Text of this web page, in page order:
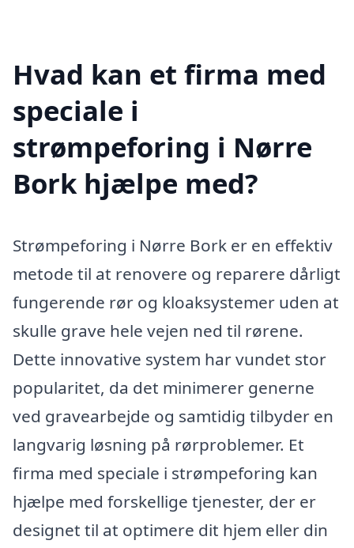
Hvad kan et firma med
speciale i
strømpeforing i Nørre
Bork hjælpe med?
Strømpeforing i Nørre Bork er en effektiv
metode til at renovere og reparere dårligt
fungerende rør og kloaksystemer uden at
skulle grave hele vejen ned til rørene.
Dette innovative system har vundet stor
popularitet, da det minimerer generne
ved gravearbejde og samtidig tilbyder en
langvarig løsning på rørproblemer. Et
firma med speciale i strømpeforing kan
hjælpe med forskellige tjenester, der er
designet til at optimere dit hjem eller din